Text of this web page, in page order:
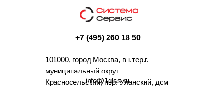
+7 (495) 260 18 50
101000, город Москва, вн.тер.г.
муниципальный округ
Красносельский, пер. Уланский, дом
info@1glss.ru